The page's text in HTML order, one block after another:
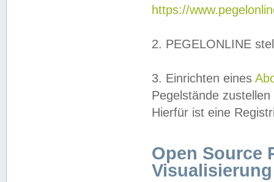
https://
2. PEGELONLINE
3. Einrichten eines
Pegelstände
Hierfür ist eine
Open Source
Visualisierung